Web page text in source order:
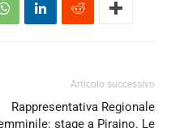
Articolo successivo
Rappresentativa Regionale
stage a Piraino. Le